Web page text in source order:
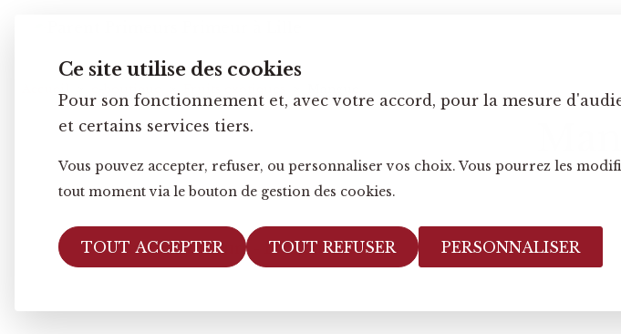
Ce site utilise des cookies
Pour son fonctionnement et, avec votre accord, pour la mesure
et certains services tiers.
Vous pouvez accepter, refuser, ou personnaliser vos choix. Vous pourrez les
tout moment via le bouton de gestion des cookies.
TOUT ACCEPTER TOUT REFUSER PERSONNALISER